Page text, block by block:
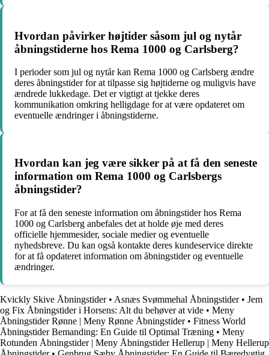
Hvordan påvirker højtider såsom jul og nytår
åbningstiderne hos Rema 1000 og Carlsberg?
I perioder som jul og nytår kan Rema 1000 og Carlsberg ændre
deres åbningstider for at tilpasse sig højtiderne og muligvis have
ændrede lukkedage. Det er vigtigt at tjekke deres
kommunikation omkring helligdage for at være opdateret om
eventuelle ændringer i åbningstiderne.
Hvordan kan jeg være sikker på at få den seneste
information om Rema 1000 og Carlsbergs
åbningstider?
For at få den seneste information om åbningstider hos Rema
1000 og Carlsberg anbefales det at holde øje med deres
officielle hjemmesider, sociale medier og eventuelle
nyhedsbreve. Du kan også kontakte deres kundeservice direkte
for at få opdateret information om åbningstider og eventuelle
ændringer.
Kvickly Skive Åbningstider• Asnæs Svømmehal Åbningstider• Jem
og Fix Åbningstider i Horsens: Alt du behøver at vide • Meny
Åbningstider Rønne | Meny Rønne Åbningstider• Fitness World
Åbningstider Bemanding: En Guide til Optimal Træning • Meny
Rotunden Åbningstider | Meny Åbningstider Hellerup | Meny Hellerup